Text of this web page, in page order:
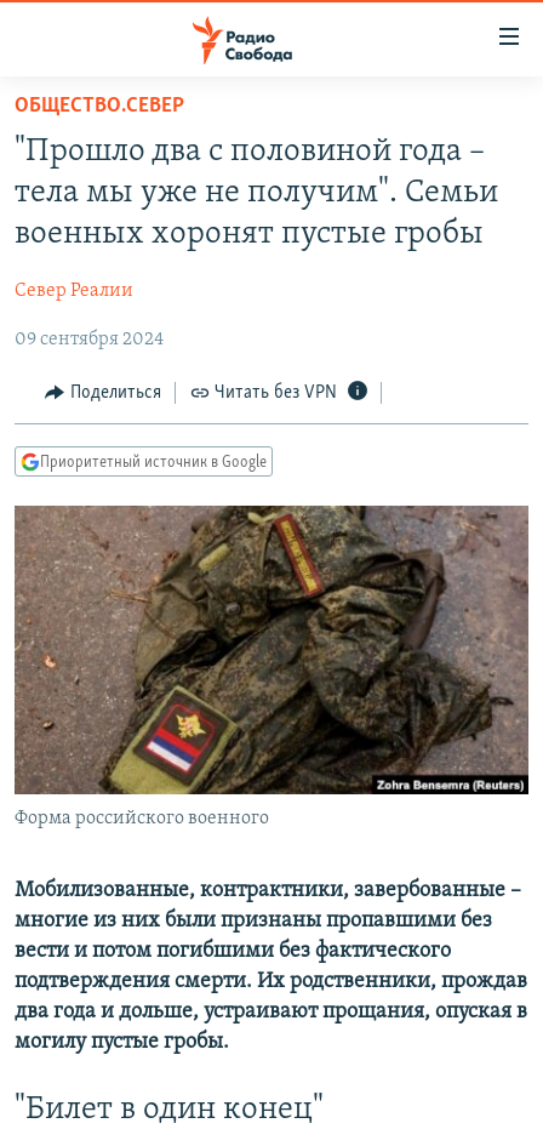
упрощенного
доступа
основному
Вернутся
навигации
Вернутся
поиску
ПРОГРАММЫ
ПОДКАСТЫ
АВТОРСКИЕ ПРОЕКТЫ
МНЕНИЯ
КУЛЬТУРА
IDEL.РЕАЛИИ
СЕВЕР.РЕАЛИИ
СИБИРЬ.РЕАЛИИ
РАСПИСАНИЕ ВЕЩАНИЯ
ПОДПИШИТЕСЬ НА РАССЫЛКУ
СОЦИАЛЬНЫЕ СЕТИ
ОБЩЕСТВО.СЕВЕР
"Прошло два с половиной года –
тела мы уже не получим". Семьи
военных хоронят пустые гробы
Север Реалии
09 сентября 2024
Поделиться Читать без VPN
Приоритетный источник в Google
Форма российского военного
Мобилизованные, контрактники, завербованные –
многие из них были признаны пропавшими без
вести и потом погибшими без фактического
подтверждения смерти. Их родственники, прождав
два года и дольше, устраивают прощания, опуская в
могилу пустые гробы.
"Билет в один конец"